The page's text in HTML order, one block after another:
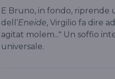
E Bruno, in fondo, riprende
dell’Eneide, Virgilio fa dire
agitat molem..." Un soffio
universale.